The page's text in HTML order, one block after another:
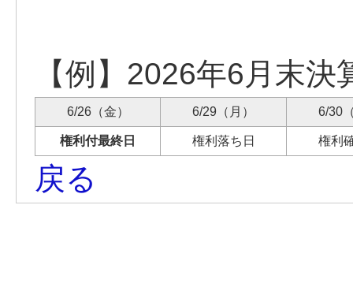
【例】2026年6月末
6/26（金） 6/29（月） 6/30
権利付最終日 権利落ち日 権利
戻る